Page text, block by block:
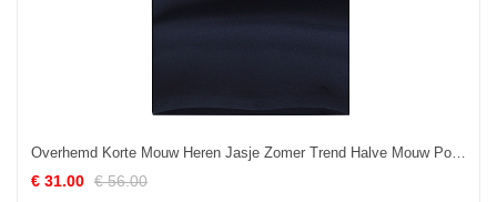
Overhemd Korte Mouw Heren Jasje Zomer Trend Halve Mouw Polo Revers Zwart
€ 31.00 € 56.00